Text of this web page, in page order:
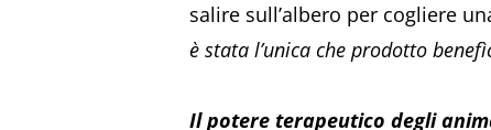
salire sull’albero per cogliere
è stata l’unica che prodotto
Il potere terapeutico degli